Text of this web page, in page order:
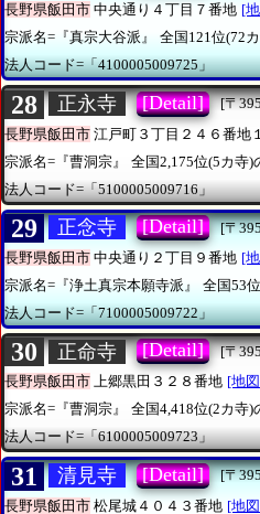
長野県飯田市 中央通り４丁目７番地 [
宗派名=『真宗大谷派』
全国121位(72
法人コード=「4100005009725」
28 正永寺 [Detail]
[〒
長野県飯田市 江戸町３丁目２４６番地１
宗派名=『曹洞宗』
全国2,175位(5カ寺)
法人コード=「5100005009716」
29 正念寺 [Detail]
[〒
長野県飯田市 中央通り２丁目９番地 [
宗派名=『浄土真宗本願寺派』
全国53
法人コード=「7100005009722」
30 正命寺 [Detail]
[〒
長野県飯田市 上郷黒田３２８番地 [地
宗派名=『曹洞宗』
全国4,418位(2カ寺)
法人コード=「6100005009723」
31 清見寺 [Detail]
[〒
長野県飯田市 松尾城４０４３番地 [地